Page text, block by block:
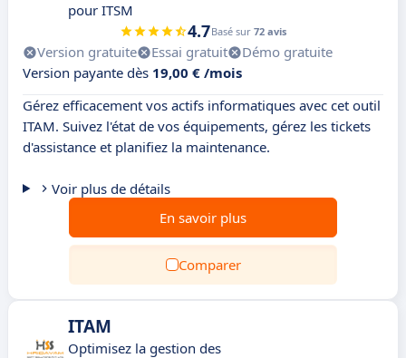
pour ITSM
4.7Basé sur 72 avis
Version gratuite Essai gratuit
Démo gratuite
Version payante dès 19,00 € /mois
Gérez efficacement vos actifs informatiques avec cet outil
ITAM. Suivez l'état de vos équipements, gérez les tickets
d'assistance et planifiez la maintenance.
Voir plus de détails
En savoir plus
Comparer
ITAM
Optimisez la gestion des